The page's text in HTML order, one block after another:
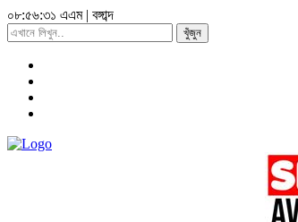
০৮:৫৬:৩২ এএম |বঙ্গাব্দ
খুঁজুন